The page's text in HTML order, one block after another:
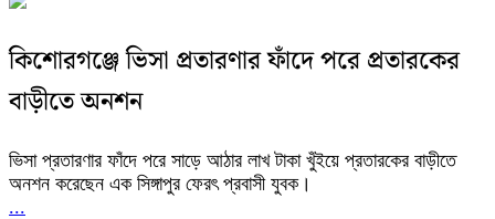
কিশোরগঞ্জে ভিসা প্রতারণার ফাঁদে পরে প্রতারকের
বাড়ীতে অনশন
ভিসা প্রতারণার ফাঁদে পরে সাড়ে আঠার লাখ টাকা খুঁইয়ে প্রতারকের বাড়ীতে
অনশন করেছেন এক সিঙ্গাপুর ফেরৎ প্রবাসী যুবক।
...